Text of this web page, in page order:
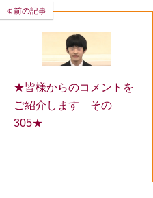
前の記事
★皆様からのコメントを
ご紹介します その
305★